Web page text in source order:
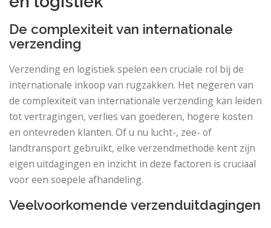
De complexiteit van internationale
verzending
Verzending en logistiek spelen een cruciale rol bij de
internationale inkoop van rugzakken. Het negeren van
de complexiteit van internationale verzending kan leiden
tot vertragingen, verlies van goederen, hogere kosten
en ontevreden klanten. Of u nu lucht-, zee- of
landtransport gebruikt, elke verzendmethode kent zijn
eigen uitdagingen en inzicht in deze factoren is cruciaal
voor een soepele afhandeling.
Veelvoorkomende verzenduitdagingen